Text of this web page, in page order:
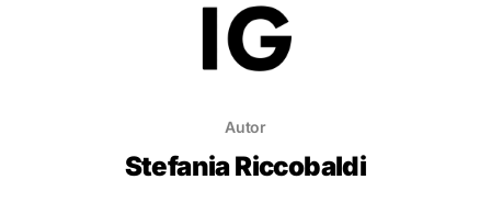
Autor
Stefania Riccobaldi